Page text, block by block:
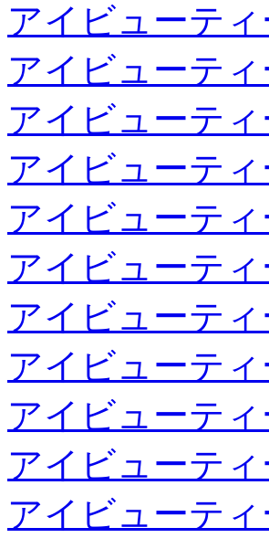
アイビューテ
アイビューテ
アイビューテ
アイビューテ
アイビューテ
アイビューテ
アイビューテ
アイビューテ
アイビューテ
アイビューテ
アイビューテ